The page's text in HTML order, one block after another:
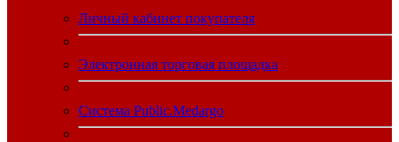
Личный кабинет покупателя
Электронная торговая площадка
Система Public.Medargo